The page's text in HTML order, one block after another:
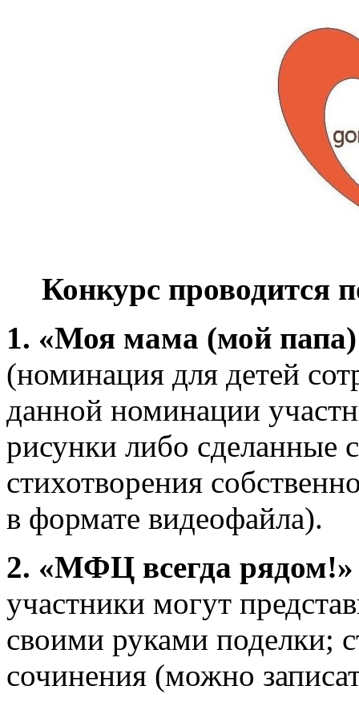
Конкурс проводится
1. «Моя мама (мой
(номинация для детей
данной номинации
рисунки либо сделанные
стихотворения
в формате видеофайла).
2. «МФЦ всегда рядом!»
участники могут
своими руками поделки;
сочинения (можно